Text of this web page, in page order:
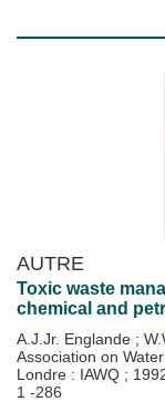
AUTRE
Toxic waste
chemical and
A.J.Jr. Englande ;
Association on
Londre : IAWQ ;
1 -286